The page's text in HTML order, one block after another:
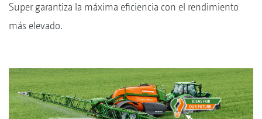
Super garantiza la máxima eficiencia con el rendimiento
más elevado.